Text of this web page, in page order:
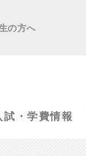
の方へ
試・学費情報